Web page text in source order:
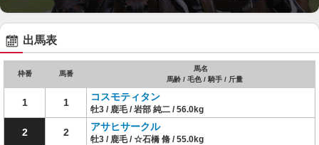
出馬表
枠番 馬番
馬名
馬齢 / 毛色 / 騎手 / 斤量
1 1 コスモティタン
牡3 / 鹿毛 / 岩部 純二 / 56.0kg
2 2 アサヒサークル
牡3 / 鹿毛 / ☆石橋 脩 / 55.0kg